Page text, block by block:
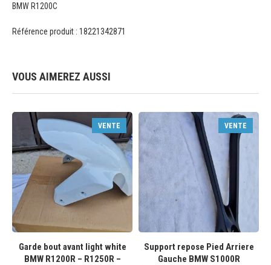
BMW R1200C
Référence produit : 18221342871
VOUS AIMEREZ AUSSI
VENTE
Garde bout avant light white
BMW R1200R – R1250R –
VENTE
Support repose Pied Arriere
Gauche BMW S1000R